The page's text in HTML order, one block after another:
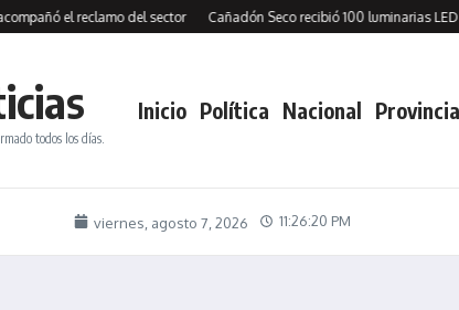
el reclamo del sector Cañadón Seco recibió 100 luminarias LED y
todos los días.
Inicio Política Nacional
viernes, agosto 7, 2026 11:26:21 PM